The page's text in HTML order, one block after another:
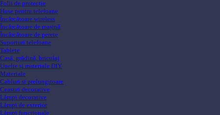
Folii de protecție
Huse pentru telefoane
Încărcătoare wireless
Încărcătoare de mașină
Încărcătoare de perete
Suporturi telefoane
Tablete
Casă, grădină, bricolaj
Unelte și materiale DIY
Materiale
Cabluri si prelungitoare
Ceasuri decorative
Lămpi decorative
Lămpi de exterior
Lămpi funcționale